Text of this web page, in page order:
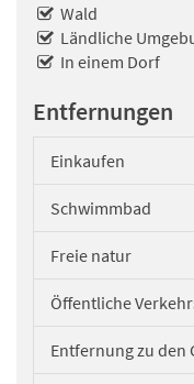
Wald
Ländliche
In einem Dorf
Entfernungen
Einkaufen
Schwimmbad
Freie natur
Öffentliche
Entfernung zu den